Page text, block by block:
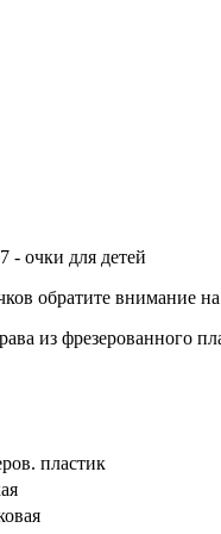
- очки для детей
обратите внимание
из фрезерованного
пластик